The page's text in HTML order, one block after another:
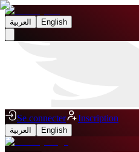
العربية English
Se connecter Inscription
العربية English